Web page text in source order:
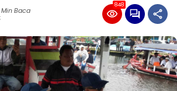
Min Baca
848